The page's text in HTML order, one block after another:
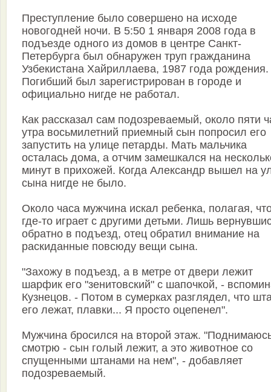
Преступление было совершено на исходе
новогодней ночи. В 5:50 1 января 2008 года в
подъезде одного из домов в центре Санкт-
Петербурга был обнаружен труп гражданина
Узбекистана Хайриллаева, 1987 года рождения.
Погибший был зарегистрирован в городе и
официально нигде не работал.
Как рассказал сам подозреваемый, около пяти
утра восьмилетний приемный сын попросил его
запустить на улице петарды. Мать мальчика
осталась дома, а отчим замешкался на
минут в прихожей. Когда Александр вышел на
сына нигде не было.
Около часа мужчина искал ребенка, полагая,
где-то играет с другими детьми. Лишь
обратно в подъезд, отец обратил внимание на
раскиданные повсюду вещи сына.
"Захожу в подъезд, а в метре от двери лежит
шарфик его "зенитовский" с шапочкой, -
Кузнецов. - Потом в сумерках разглядел, что
его лежат, плавки... Я просто оцепенел".
Мужчина бросился на второй этаж.
смотрю - сын голый лежит, а это животное со
спущенными штанами на нем", - добавляет
подозреваемый.